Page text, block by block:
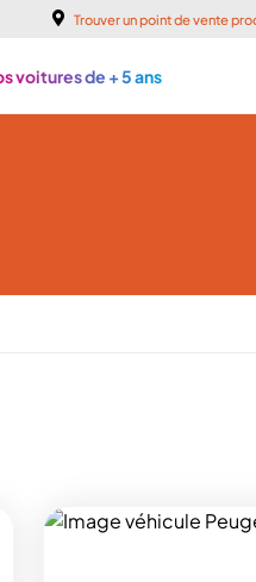
Trouver un point de vente
voitures de + 5 ans